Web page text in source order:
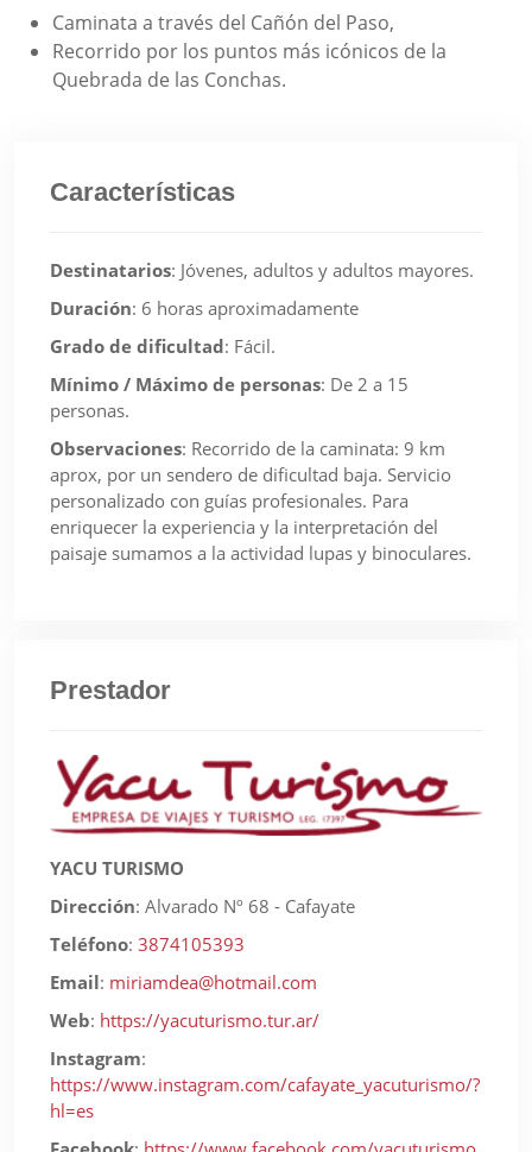
Caminata a través del Cañón del Paso,
Recorrido por los puntos más icónicos de la
Quebrada de las Conchas.
Características
Destinatarios: Jóvenes, adultos y adultos mayores.
Duración: 6 horas aproximadamente
Grado de dificultad: Fácil.
Mínimo / Máximo de personas: De 2 a 15
personas.
Observaciones: Recorrido de la caminata: 9 km
aprox, por un sendero de dificultad baja. Servicio
personalizado con guías profesionales. Para
enriquecer la experiencia y la interpretación del
paisaje sumamos a la actividad lupas y binoculares.
Prestador
YACU TURISMO
Dirección: Alvarado Nº 68 - Cafayate
Teléfono: 3874105393
Email: miriamdea@hotmail.com
Web: https://yacuturismo.tur.ar/
Instagram:
https://www.instagram.com/cafayate_yacuturismo/?
hl=es